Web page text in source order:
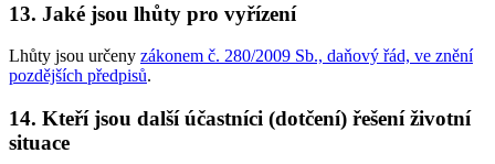
13. Jaké jsou lhůty pro vyřízení
Lhůty jsou určeny zákonem č. 280/2009 Sb., daňový řád, ve znění
pozdějších předpisů.
14. Kteří jsou další účastníci (dotčení) řešení životní
situace